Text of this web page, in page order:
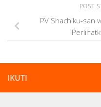
POST
PV Shachiku-san
IKUTI